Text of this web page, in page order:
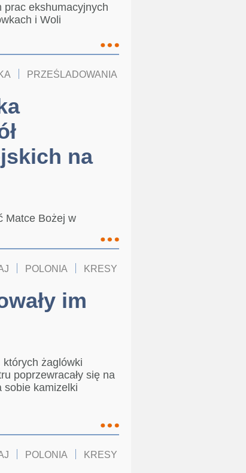
prac ekshumacyjnych
i Woli
PRZEŚLADOWANIA
na
Matce Bożej w
KRESY
POLONIA
im
żaglówki
poprzewracały się na
sobie kamizelki
KRESY
POLONIA